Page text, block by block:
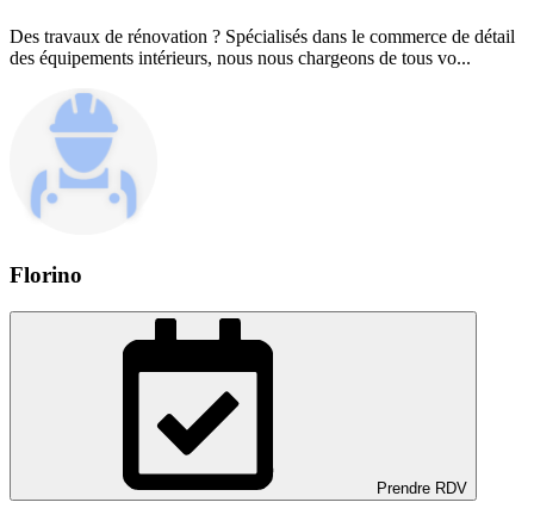
Des travaux de rénovation ? Spécialisés dans le commerce de détail
des équipements intérieurs, nous nous chargeons de tous vo...
Florino
Prendre RDV